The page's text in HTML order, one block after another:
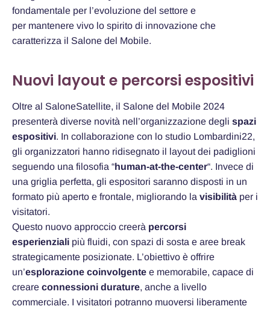
fondamentale per l’evoluzione del settore e
per mantenere vivo lo spirito di innovazione che
caratterizza il Salone del Mobile.
Nuovi layout e percorsi espositivi
Oltre al SaloneSatellite, il Salone del Mobile 2024
presenterà diverse novità nell’organizzazione degli spazi
espositivi. In collaborazione con lo studio Lombardini22,
gli organizzatori hanno ridisegnato il layout dei padiglioni
seguendo una filosofia “human-at-the-center“. Invece di
una griglia perfetta, gli espositori saranno disposti in un
formato più aperto e frontale, migliorando la visibilità per i
visitatori.
Questo nuovo approccio creerà percorsi
esperienziali più fluidi, con spazi di sosta e aree break
strategicamente posizionate. L’obiettivo è offrire
un’esplorazione coinvolgente e memorabile, capace di
creare connessioni durature, anche a livello
commerciale. I visitatori potranno muoversi liberamente